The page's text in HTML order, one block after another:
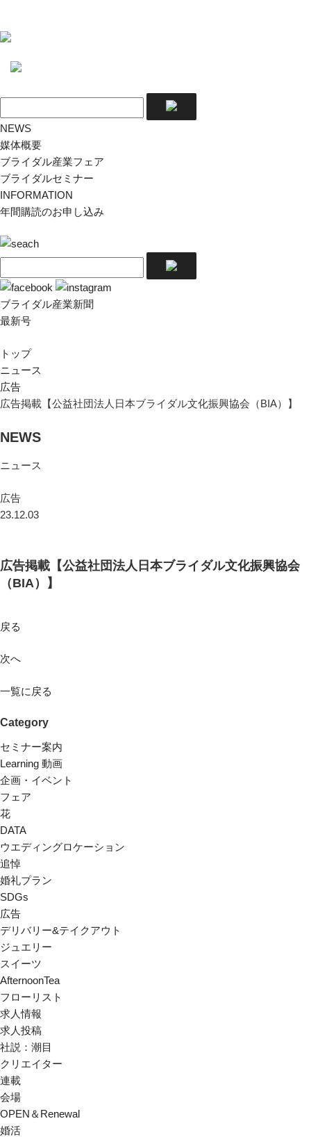
NEWS
媒体概要
ブライダル産業フェア
ブライダルセミナー
INFORMATION
年間購読のお申し込み
ブライダル産業新聞
最新号
トップ
ニュース
広告
広告掲載【公益社団法人日本ブライダル文化振興協会（BIA）】
NEWS
ニュース
広告
23.12.03
広告掲載【公益社団法人日本ブライダル文化振興協会
（BIA）】
戻る
次へ
一覧に戻る
Category
セミナー案内
Learning 動画
企画・イベント
フェア
花
DATA
ウエディングロケーション
追悼
婚礼プラン
SDGs
広告
デリバリー&テイクアウト
ジュエリー
スイーツ
AfternoonTea
フローリスト
求人情報
求人投稿
社説：潮目
クリエイター
連載
会場
OPEN＆Renewal
婚活